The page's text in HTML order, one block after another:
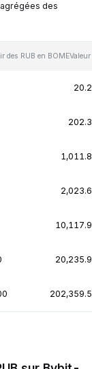
des
des RUB en BOME